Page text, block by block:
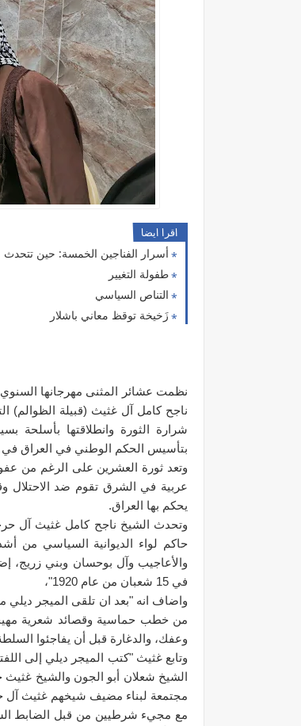
اقرا ايضا
أسرار الفناجين الخمسة: حين تتحدث
طفولة التغيير
التناص السياسي
زَخيخة توقظ معاني باشلار
ناجح كامل آل غثيث (قبيلة الظوالم)
شرارة الثورة وانطلاقتها بأسلحة
بتأسيس الحكم الوطني في العراق في
وتعد ثورة العشرين على الرغم من
عربية في الشرق تقوم ضد الاحتلال
يحكم بها العراق.
وتحدث الشيخ ناجح كامل غثيث آل
حاكم لواء الديوانية السياسي من
والأعاجيب وآل بوحسان وبني زريج،
في 15 شعبان من عام 1920"،
واضاف انه "بعد ان تلقى الميجر
من خطب حماسية وقصائد شعرية مهيجة
وعفك، والدغارة قبل أن يفاجئوا
وتابع غثيث "كتب الميجر ديلي إلى
الشيخ شعلان أبو الجون والشيخ غثيث
مجتمعة لبناء مضيف شيخهم غثيث آل
مع مجيء شرطيين من قبل الضابط